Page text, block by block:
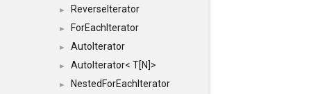
► ReverseIterator
► ForEachIterator
► AutoIterator
► AutoIterator< T[N]>
► NestedForEachIterator